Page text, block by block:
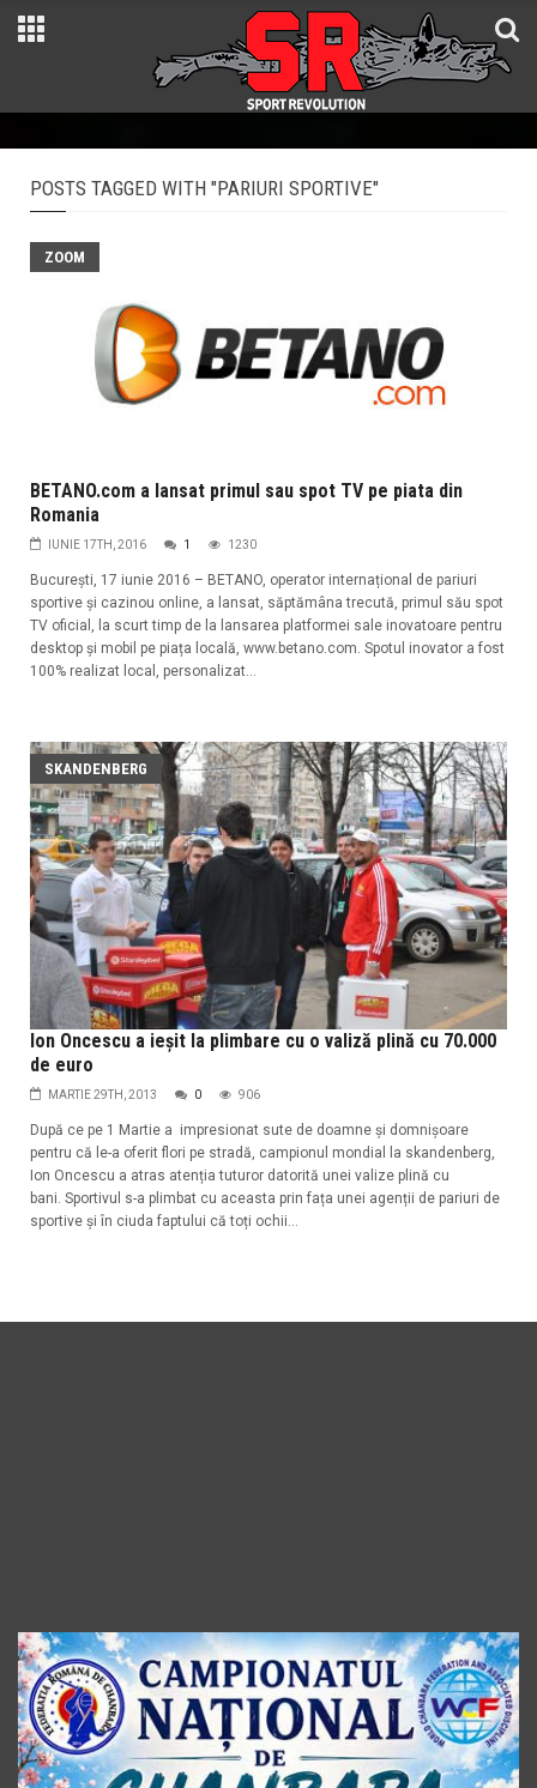
POSTS TAGGED WITH "PARIURI SPORTIVE"
ZOOM
BETANO.com a lansat primul sau spot TV pe piata din
Romania
IUNIE 17TH, 2016 1 1230
București, 17 iunie 2016 – BETANO, operator internațional de pariuri
sportive și cazinou online, a lansat, săptămâna trecută, primul său spot
TV oficial, la scurt timp de la lansarea platformei sale inovatoare pentru
desktop și mobil pe piața locală, www.betano.com. Spotul inovator a fost
100% realizat local, personalizat...
SKANDENBERG
Ion Oncescu a ieșit la plimbare cu o valiză plină cu 70.000
de euro
MARTIE 29TH, 2013 0 906
După ce pe 1 Martie a impresionat sute de doamne și domnișoare
pentru că le-a oferit flori pe stradă, campionul mondial la skandenberg,
Ion Oncescu a atras atenția tuturor datorită unei valize plină cu
bani. Sportivul s-a plimbat cu aceasta prin fața unei agenții de pariuri de
sportive și în ciuda faptului că toți ochii...